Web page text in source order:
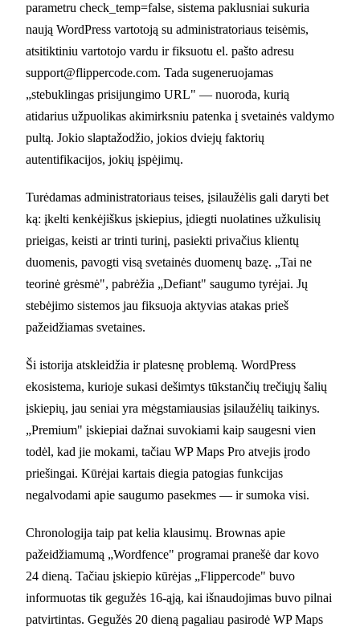
parametru check_temp=false, sistema paklusniai sukuria
naują WordPress vartotoją su administratoriaus teisėmis,
atsitiktiniu vartotojo vardu ir fiksuotu el. pašto adresu
support@flippercode.com. Tada sugeneruojamas
„stebuklingas prisijungimo URL" — nuoroda, kurią
atidarius užpuolikas akimirksniu patenka į svetainės valdymo
pultą. Jokio slaptažodžio, jokios dviejų faktorių
autentifikacijos, jokių įspėjimų.
Turėdamas administratoriaus teises, įsilaužėlis gali daryti bet
ką: įkelti kenkėjiškus įskiepius, įdiegti nuolatines užkulisių
prieigas, keisti ar trinti turinį, pasiekti privačius klientų
duomenis, pavogti visą svetainės duomenų bazę. „Tai ne
teorinė grėsmė", pabrėžia „Defiant" saugumo tyrėjai. Jų
stebėjimo sistemos jau fiksuoja aktyvias atakas prieš
pažeidžiamas svetaines.
Ši istorija atskleidžia ir platesnę problemą. WordPress
ekosistema, kurioje sukasi dešimtys tūkstančių trečiųjų šalių
įskiepių, jau seniai yra mėgstamiausias įsilaužėlių taikinys.
„Premium" įskiepiai dažnai suvokiami kaip saugesni vien
todėl, kad jie mokami, tačiau WP Maps Pro atvejis įrodo
priešingai. Kūrėjai kartais diegia patogias funkcijas
negalvodami apie saugumo pasekmes — ir sumoka visi.
Chronologija taip pat kelia klausimų. Brownas apie
pažeidžiamumą „Wordfence" programai pranešė dar kovo
24 dieną. Tačiau įskiepio kūrėjas „Flippercode" buvo
informuotas tik gegužės 16-ąją, kai išnaudojimas buvo pilnai
patvirtintas. Gegužės 20 dieną pagaliau pasirodė WP Maps